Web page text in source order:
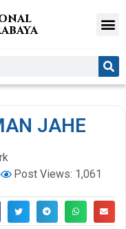
JAHE
Post Views: 1,061